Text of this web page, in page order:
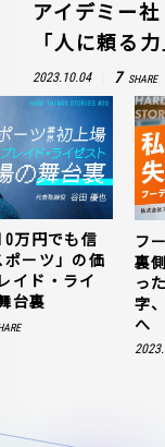
アイデミー
「人に頼る力
2023.10.04 7 SHARE
万円でも信
ーツ」の価
イド・ライ
台裏
フ
裏
っ
字
へ